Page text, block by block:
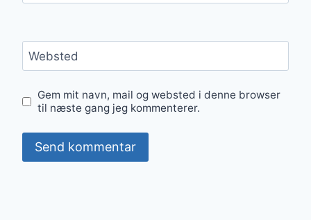
Websted
Gem mit navn, mail og websted i denne browser
til næste gang jeg kommenterer.